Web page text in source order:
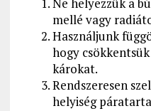
mellé vagy
Használjunk
hogy
károkat.
Rendszeresen
helyiség